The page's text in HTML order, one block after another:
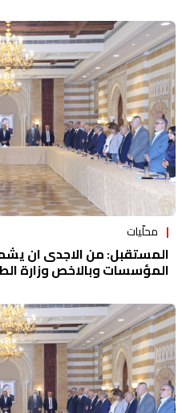
محلّيات
المستقبل: من الاجدى ان
المؤسسات وبالاخص وزارة